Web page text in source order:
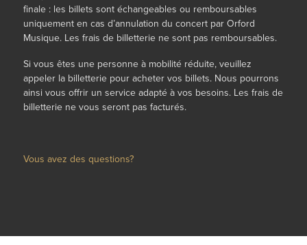
finale : les billets sont échangeables ou remboursables
uniquement en cas d’annulation du concert par Orford
Musique. Les frais de billetterie ne sont pas remboursables.
Si vous êtes une personne à mobilité réduite, veuillez
appeler la billetterie pour acheter vos billets. Nous pourrons
ainsi vous offrir un service adapté à vos besoins. Les frais de
billetterie ne vous seront pas facturés.
Vous avez des questions?